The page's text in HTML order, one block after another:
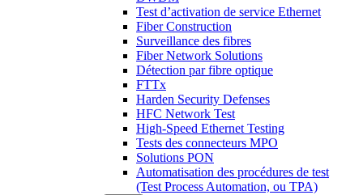
Test d’activation de service Ethernet
Fiber Construction
Surveillance des fibres
Fiber Network Solutions
Détection par fibre optique
FTTx
Harden Security Defenses
HFC Network Test
High-Speed Ethernet Testing
Tests des connecteurs MPO
Solutions PON
Automatisation des procédures de test
(Test Process Automation, ou TPA)